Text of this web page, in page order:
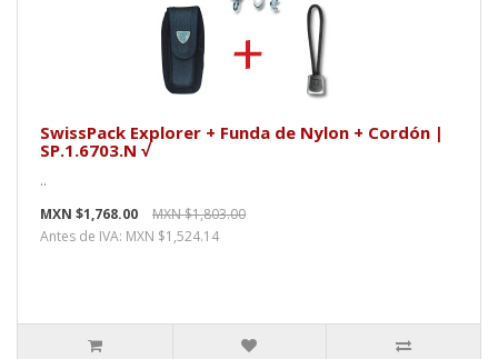
SwissPack Explorer + Funda de Nylon + Cordón |
SP.1.6703.N √
..
MXN $1,768.00
MXN $1,803.00
Antes de IVA: MXN $1,524.14